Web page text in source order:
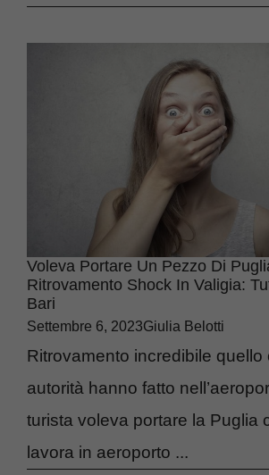
Voleva Portare Un Pezzo Di
Ritrovamento Shock In Valigia:
Bari
Settembre 6, 2023Giulia Belotti
Ritrovamento incredibile quello
autorità hanno fatto
turista voleva portare la Puglia
lavora in aeroporto ...